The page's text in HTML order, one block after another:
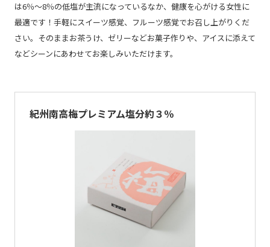
は6％～8％の低塩が主流になっているなか、健康を心がける女性に
最適です！手軽にスイーツ感覚、フルーツ感覚でお召し上がりくだ
さい。そのままお茶うけ、ゼリーなどお菓子作りや、アイスに添えて
などシーンにあわせてお楽しみいただけます。
紀州南高梅プレミアム塩分約３％